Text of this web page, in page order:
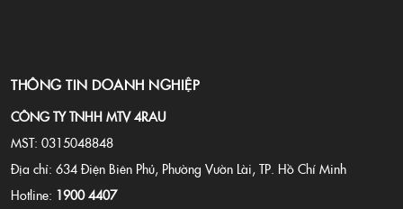
THÔNG TIN DOANH NGHIỆP
CÔNG TY TNHH MTV 4RAU
MST: 0315048848
Địa chỉ: 634 Điện Biên Phủ, Phường Vườn Lài, TP. Hồ Chí Minh
Hotline: 1900 4407